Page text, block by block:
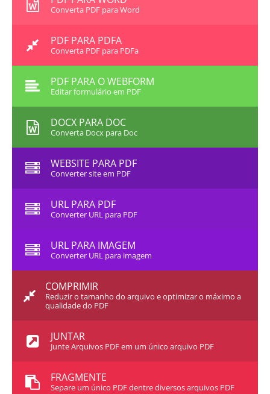
Converta PDF para Word
PDF PARA PDFA
Converta PDF para PDFa
PDF PARA O WEBFORM
Editar formulário em PDF
DOCX PARA DOC
Converta Docx para Doc
WEBSITE PARA PDF
Converter site em PDF
URL PARA PDF
Converter URL para PDF
URL PARA IMAGEM
Converter URL para imagem
COMPRIMIR
Reduzir o tamanho do arquivo e optimizar o máximo a
qualidade do PDF
JUNTAR
Junte Arquivos PDF em um único arquivo PDF
FRAGMENTE
Separe um único PDF dentre diversos arquivos PDF